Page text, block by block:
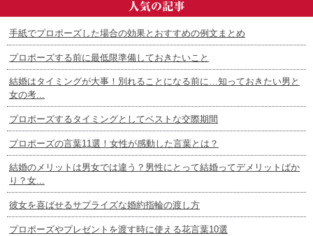
手紙でプロポーズした場合の効果とおすすめの例文まとめ
プロポーズする前に最低限準備しておきたいこと
結婚はタイミングが大事！別れることになる前に…知っておきたい男と
女の考...
プロポーズするタイミングとしてベストな交際期間
プロポーズの言葉11選！女性が感動した言葉とは？
結婚のメリットは男女では違う？男性にとって結婚ってデメリットばか
り？女...
彼女を喜ばせるサプライズな婚約指輪の渡し方
プロポーズやプレゼントを渡す時に使える花言葉10選